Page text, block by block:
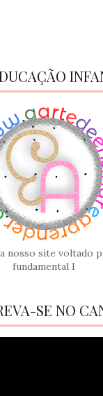
nosso site voltado
fundamental I
SE NO